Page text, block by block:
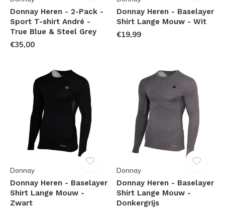
Donnay Heren - 2-Pack -
Sport T-shirt André -
True Blue & Steel Grey
€35,00
Donnay Heren - Baselayer
Shirt Lange Mouw - Wit
€19,99
Donnay
Donnay Heren - Baselayer
Shirt Lange Mouw -
Zwart
Donnay
Donnay Heren - Baselayer
Shirt Lange Mouw -
Donkergrijs